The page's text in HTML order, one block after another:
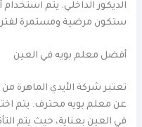
الديكور الداخلي. يتم
ستكون مرضية ومستمرة
أفضل معلم بويه في العين
تعتبر شركة الأيدي الماهرة
عن معلم بويه محترف. يتم
في العين بعناية، حيث يتم